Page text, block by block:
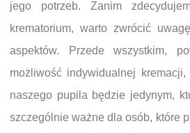
jego potrzeb. Zanim
krematorium, warto zwrócić
aspektów. Przede wszystkim,
możliwość indywidualnej
naszego pupila będzie jedynym,
szczególnie ważne dla osób, które